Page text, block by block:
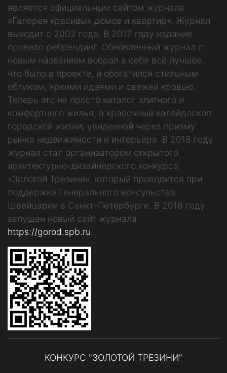
является официальным сайтом журнала
«Галерея красивых домов и квартир». Журнал
выходит с 2002 года. В 2017 году издание
провело ребрендинг. Обновленный журнал с
новым названием вобрал в себя всё лучшее,
что было в проекте, и обогатился стильным
обликом, яркими идеями и свежей кровью.
Теперь это не просто каталог элитного и
комфортного жилья, а красочный калейдоскоп
городской жизни, увиденной через призму
рынка недвижимости и интерьера. В 2018 году
журнал стал организатором открытого
архитектурно-дизайнерского конкурса
«Золотой Трезини», который проводится при
поддержке Генерального консульства
Швейцарии в Санкт-Петербурге. В 2019 году
запущен новый сайт журнала –
https://gorod.spb.ru.
КОНКУРС "ЗОЛОТОЙ ТРЕЗИНИ"